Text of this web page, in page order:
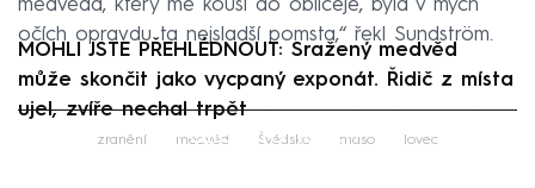
medvěda, který mě kousl do obličeje, byla v mých
očích opravdu ta nejsladší pomsta,“ řekl Sundström.
MOHLI JSTE PŘEHLÉDNOUT: Sražený medvěd
může skončit jako vycpaný exponát. Řidič z místa
ujel, zvíře nechal trpět
Failed to fetch
zranění medvěd Švédsko maso lovec